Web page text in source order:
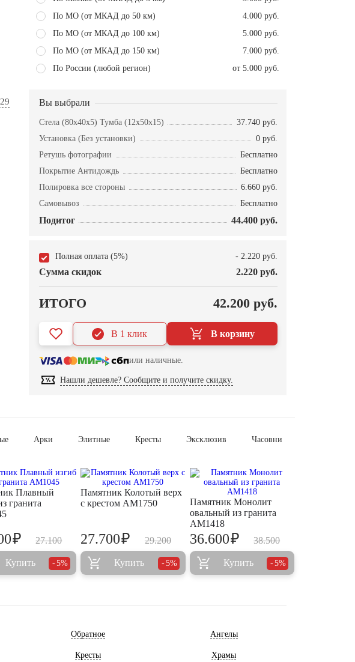
По МО (от МКАД до 50 км)
4.000 руб.
По МО (от МКАД до 100 км)
5.000 руб.
По МО (от МКАД до 150 км)
7.000 руб.
По России (любой регион)
от 5.000 руб.
Вы выбрали
Стела (80x40x5) Тумба (12x50x15)
37.740 руб.
Установка (Без установки)
0 руб.
Ретушь фотографии
Бесплатно
Покрытие Антидождь
Бесплатно
Полировка все стороны
6.660 руб.
Самовывоз
Бесплатно
Подитог 44.400 руб.
Полная оплата (5%) - 2.220 руб.
Сумма скидок 2.220 руб.
ИТОГО 42.200 руб.
В корзину
В 1 клик
или наличные.
Нашли дешевле? Сообщите и получите скидку.
Арки Элитные Кресты Эксклюзив Часовни
Плавный
гранита
27.100
₽
Купить 5%
Памятник Колотый верх
с крестом AM1750
29.200
27.700₽
Купить 5%
Памятник Монолит
овальный из гранита
AM1418
38.500
36.600₽
Купить 5%
Обратное Ангелы
Кресты Храмы